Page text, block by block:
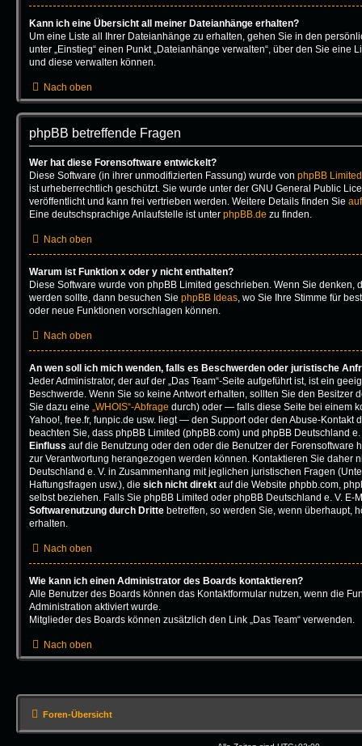
Kann ich eine Übersicht all meiner Dateianhänge erhalten?
Um eine Liste all Ihrer Dateianhänge zu erhalten, gehen Sie in den
unter „Einstieg“ einen Punkt „Dateianhänge verwalten“, über den Sie eine
und diese verwalten können.
Nach oben
phpBB betreffende Fragen
Wer hat diese Forensoftware entwickelt?
Diese Software (in ihrer unmodifizierten Fassung) wurde von phpBB Limited
ist urheberrechtlich geschützt. Sie wurde unter der GNU General Public
veröffentlicht und kann frei vertrieben werden. Weitere Details finden Sie
Eine deutschsprachige Anlaufstelle ist unter phpBB.de zu finden.
Nach oben
Warum ist Funktion x oder y nicht enthalten?
Diese Software wurde von phpBB Limited geschrieben. Wenn Sie denken,
werden sollte, dann besuchen Sie phpBB Ideas , wo Sie Ihre Stimme für
oder neue Funktionen vorschlagen können.
Nach oben
An wen soll ich mich wenden, falls es Beschwerden oder juristische
Jeder Administrator, der auf der „Das Team“-Seite aufgeführt ist, ist ein
Beschwerde. Wenn Sie so keine Antwort erhalten, sollten Sie den Besitzer
Sie dazu eine „WHOIS“-Abfrage durch) oder — falls diese Seite bei einem
Yahoo!, free.fr, funpic.de usw. liegt — den Support oder den Abuse-Kontakt
beachten Sie, dass phpBB Limited (phpBB.com) und phpBB Deutschland
Einfluss auf die Benutzung oder den oder die Benutzer der Forensoftware
zur Verantwortung herangezogen werden können. Kontaktieren Sie daher
Deutschland e. V. in Zusammenhang mit jeglichen juristischen Fragen
Haftungsfragen usw.), die sich nicht direkt auf die Website phpbb.com,
selbst beziehen. Falls Sie phpBB Limited oder phpBB Deutschland e. V. E-
Softwarenutzung durch Dritte betreffen, so werden Sie, wenn überhaupt,
erhalten.
Nach oben
Wie kann ich einen Administrator des Boards kontaktieren?
Alle Benutzer des Boards können das Kontaktformular nutzen, wenn die
Administration aktiviert wurde.
Mitglieder des Boards können zusätzlich den Link „Das Team“ verwenden.
Nach oben
Foren-Übersicht